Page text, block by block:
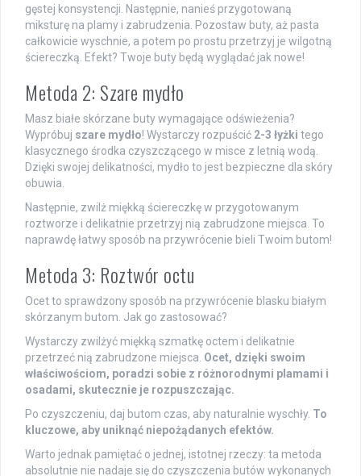
gęstej konsystencji. Następnie, nanieś przygotowaną
miksturę na plamy i zabrudzenia. Pozostaw buty, aż pasta
całkowicie wyschnie, a potem po prostu przetrzyj je wilgotną
ściereczką. Efekt? Twoje buty będą wyglądać jak nowe!
Metoda 2: Szare mydło
Masz białe skórzane buty wymagające odświeżenia?
Wypróbuj szare mydło! Wystarczy rozpuścić 2-3 łyżki tego
klasycznego środka czyszczącego w misce z letnią wodą.
Dzięki swojej delikatności, mydło to jest bezpieczne dla skóry
obuwia.
Następnie, zwilż miękką ściereczkę w przygotowanym
roztworze i delikatnie przetrzyj nią zabrudzone miejsca. To
naprawdę łatwy sposób na przywrócenie bieli Twoim butom!
Metoda 3: Roztwór octu
Ocet to sprawdzony sposób na przywrócenie blasku białym
skórzanym butom. Jak go zastosować?
Wystarczy zwilżyć miękką szmatkę octem i delikatnie
przetrzeć nią zabrudzone miejsca. Ocet, dzięki swoim
właściwościom, poradzi sobie z różnorodnymi plamami i
osadami, skutecznie je rozpuszczając.
Po czyszczeniu, daj butom czas, aby naturalnie wyschły. To
kluczowe, aby uniknąć niepożądanych efektów.
Warto jednak pamiętać o jednej, istotnej rzeczy: ta metoda
absolutnie nie nadaje się do czyszczenia butów wykonanych